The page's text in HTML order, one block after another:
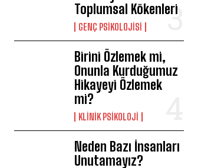
Toplumsal Kökenleri
GENÇ PSIKOLOJISI
Birini Özlemek mi,
Onunla Kurduğumuz
Hikayeyi Özlemek
mi?
KLINIK PSIKOLOJI
Neden Bazı İnsanları
Unutamayız?